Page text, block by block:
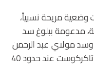
مريحة نسبياً،
إلى 81 في المائة، مدعومة ببلوغ سد
98 في المائة، وسد مولاي عبد الرحمن
96 في المائة، فيما استقر سد لالة تاكركوست عند حدود 40